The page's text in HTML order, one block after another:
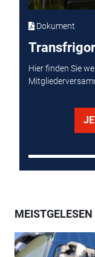
Dokument
Hier finden Sie
MEISTGELESEN